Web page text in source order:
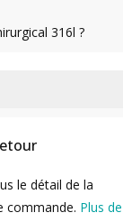
316l ?
le détail de la
commande. Plus de